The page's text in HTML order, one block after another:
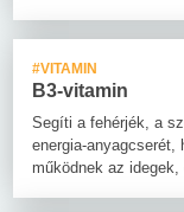
#VITAMIN
B3-vitamin
Segíti a fehérjék, a
energia-anyagcserét,
működnek az idegek,